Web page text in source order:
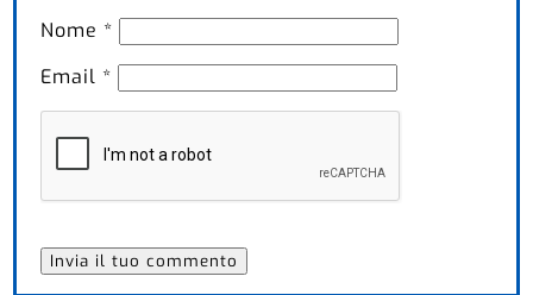
Nome *
Email *